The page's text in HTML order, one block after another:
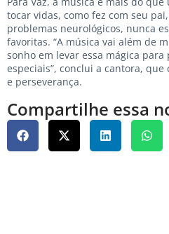
tocar vidas, como fez com seu
problemas neurológicos, nunca
favoritas. “A música vai além de
sonho em levar essa mágica para
especiais”, conclui a cantora,
e perseverança.
Compartilhe essa